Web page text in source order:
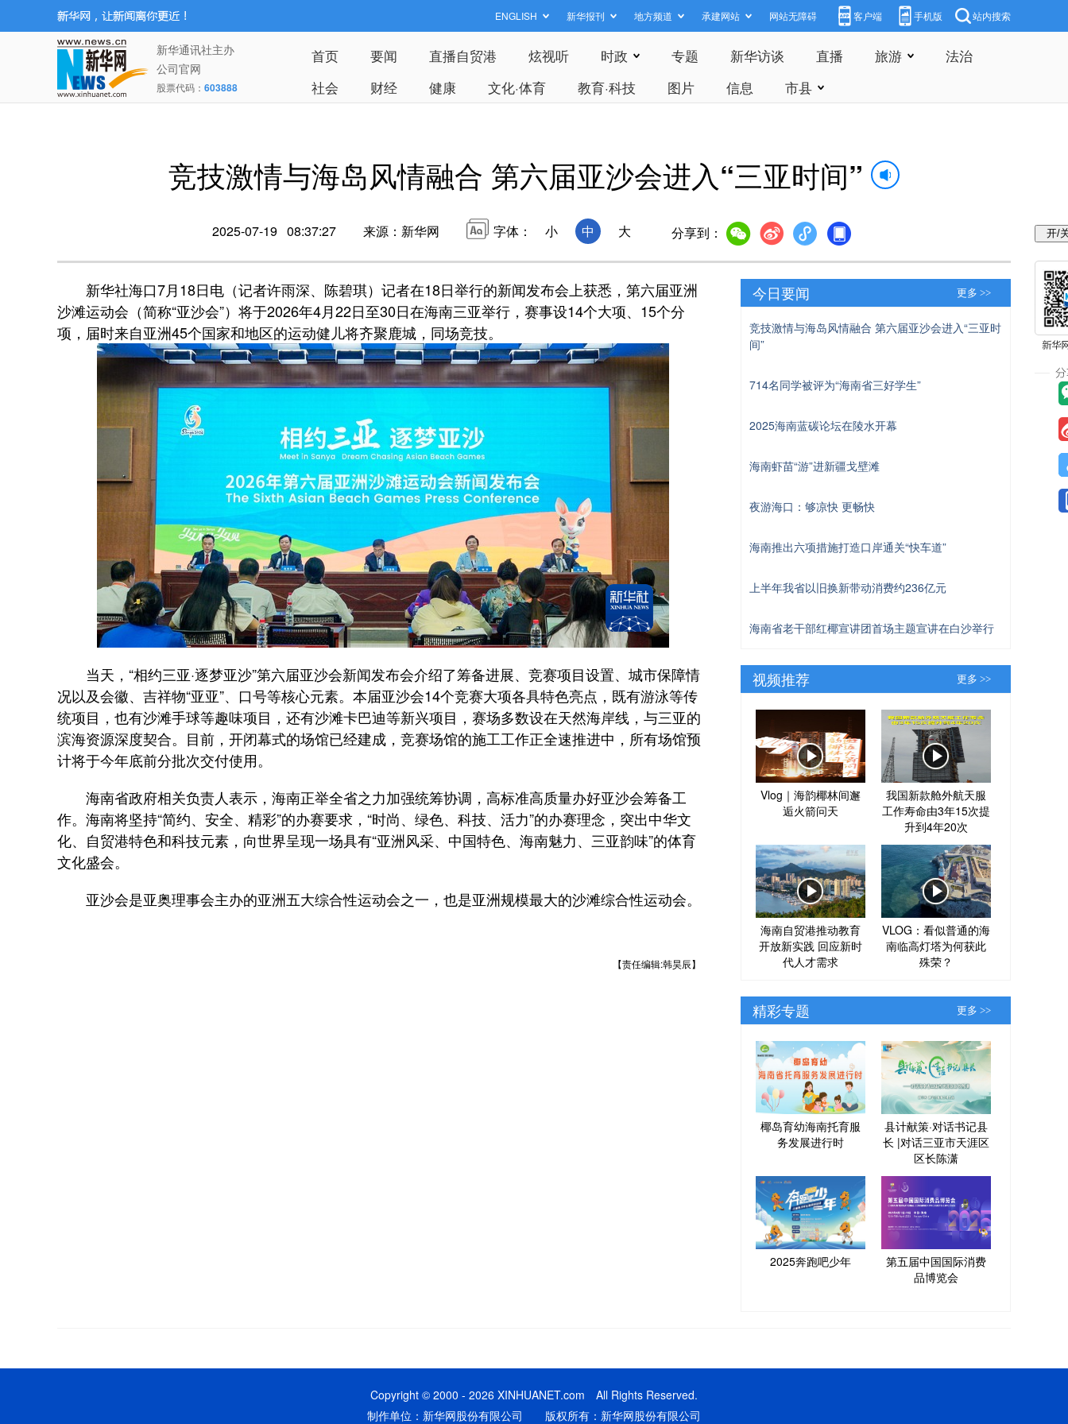
ENGLISH 新华报刊 地方频道 承建网站 网站无障碍 客户端 手机版 站内搜索
新华通讯社主办
公司官网
股票代码： 603888
首页 要闻 直播自贸港 炫视听 时政 专题 新华访谈 直播 旅游
法治
社会
财经 健康 文化·体育 教育·科技 图片 信息 市县
竞技激情与海岛风情融合 第六届亚沙会进入“三亚时间”
2025-07-19 08:37:27 来源：新华网 字体： 小 中 大 分享到：
新华社海口7月18日电（记者许雨深、陈碧琪）记者在18日举行的新闻发布会上获悉，第六届亚洲
沙滩运动会（简称“亚沙会”）将于2026年4月22日至30日在海南三亚举行，赛事设14个大项、15个分
项，届时来自亚洲45个国家和地区的运动健儿将齐聚鹿城，同场竞技。
当天，“相约三亚·逐梦亚沙”第六届亚沙会新闻发布会介绍了筹备进展、竞赛项目设置、城市保障情
况以及会徽、吉祥物“亚亚”、口号等核心元素。本届亚沙会14个竞赛大项各具特色亮点，既有游泳等传
统项目，也有沙滩手球等趣味项目，还有沙滩卡巴迪等新兴项目，赛场多数设在天然海岸线，与三亚的
滨海资源深度契合。目前，开闭幕式的场馆已经建成，竞赛场馆的施工工作正全速推进中，所有场馆预
计将于今年底前分批次交付使用。
海南省政府相关负责人表示，海南正举全省之力加强统筹协调，高标准高质量办好亚沙会筹备工
作。海南将坚持“简约、安全、精彩”的办赛要求，“时尚、绿色、科技、活力”的办赛理念，突出中华文
化、自贸港特色和科技元素，向世界呈现一场具有“亚洲风采、中国特色、海南魅力、三亚韵味”的体育
文化盛会。
亚沙会是亚奥理事会主办的亚洲五大综合性运动会之一，也是亚洲规模最大的沙滩综合性运动会。
【责任编辑:韩昊辰】
今日要闻 更多 >>
竞技激情与海岛风情融合 第六届亚沙会进入“三亚时
间”
714名同学被评为“海南省三好学生”
2025海南蓝碳论坛在陵水开幕
海南虾苗“游”进新疆戈壁滩
夜游海口：够凉快 更畅快
海南推出六项措施打造口岸通关“快车道”
上半年我省以旧换新带动消费约236亿元
海南省老干部红椰宣讲团首场主题宣讲在白沙举行
视频推荐 更多 >>
Vlog｜海韵椰林间邂
逅火箭问天
我国新款舱外航天服
工作寿命由3年15次提
升到4年20次
海南自贸港推动教育
开放新实践 回应新时
代人才需求
VLOG：看似普通的海
南临高灯塔为何获此
殊荣？
精彩专题 更多 >>
椰岛育幼海南托育服
务发展进行时
县计献策·对话书记县
长 |对话三亚市天涯区
区长陈潇
2025奔跑吧少年
第五届中国国际消费
品博览会
Copyright © 2000 - 2026 XINHUANET.com All Rights Reserved.
制作单位：新华网股份有限公司 版权所有：新华网股份有限公司